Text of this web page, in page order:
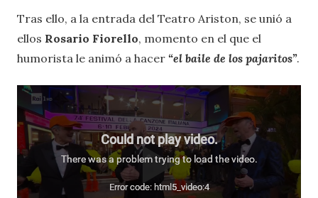
Tras ello, a la entrada del Teatro Ariston, se unió a
ellos Rosario Fiorello, momento en el que el
humorista le animó a hacer “el baile de los pajaritos”.
Could not play video.
There was a problem trying to load the video.
Error code: html5_video:4